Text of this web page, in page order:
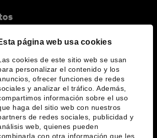
página web usa cookies
cookies de este sitio web se usan
personalizar el contenido y los
ofrecer funciones de redes
y analizar el tráfico. Además,
información sobre el uso
haga del sitio web con nuestros
de redes sociales, publicidad y
web, quienes pueden
con otra información que les
el Foro
idiomas